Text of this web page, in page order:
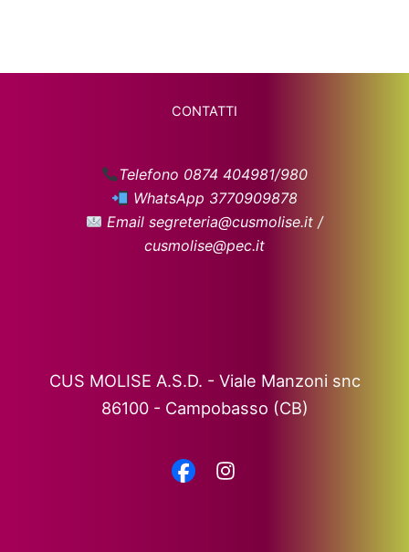
CONTATTI
Telefono 0874 404981/980
WhatsApp 3770909878
Email segreteria@cusmolise.it /
cusmolise@pec.it
CUS MOLISE A.S.D. - Viale Manzoni snc
86100 - Campobasso (CB)